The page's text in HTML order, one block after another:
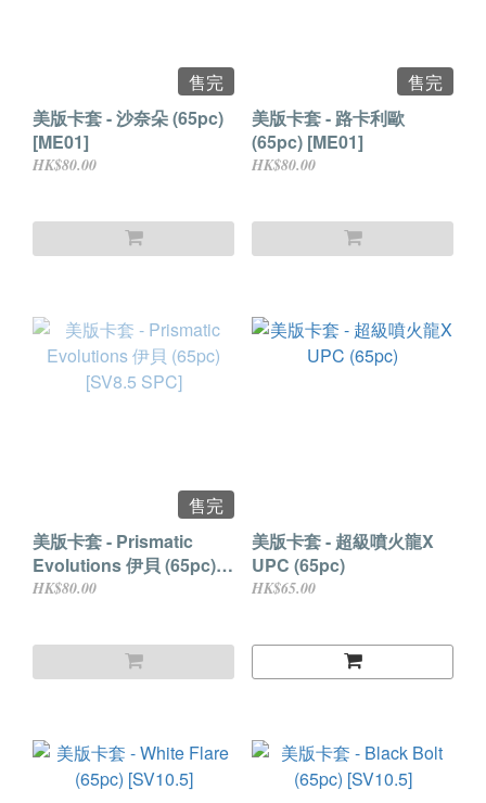
售完
美版卡套 - 沙奈朵 (65pc)
[ME01]
HK$80.00
售完
美版卡套 - 路卡利歐
(65pc) [ME01]
HK$80.00
售完
美版卡套 - Prismatic
Evolutions 伊貝 (65pc)
[SV8.5 SPC]
HK$80.00
美版卡套 - 超級噴火龍X
UPC (65pc)
HK$65.00